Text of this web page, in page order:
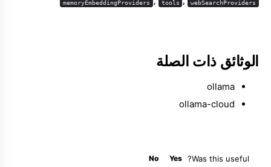
memoryEmbeddingProviders tools webSearchProviders
الوثائق ذات الصلة
ollama
ollama-cloud
Was this useful?
Yes
No